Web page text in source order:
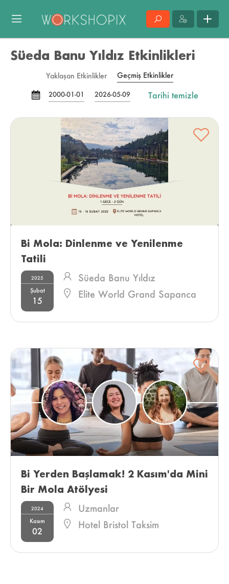
Süeda Banu Yıldız Etkinlikleri
Yaklaşan Etkinlikler Geçmiş Etkinlikler
2000-01-01 2026-05-09 Tarihi temizle
Bi Mola: Dinlenme ve Yenilenme
Tatili
2025
Şubat
15
Süeda Banu Yıldız
Elite World Grand Sapanca
Bi Yerden Başlamak! 2 Kasım'da Mini
Bir Mola Atölyesi
2024
Kasım
02
Uzmanlar
Hotel Bristol Taksim